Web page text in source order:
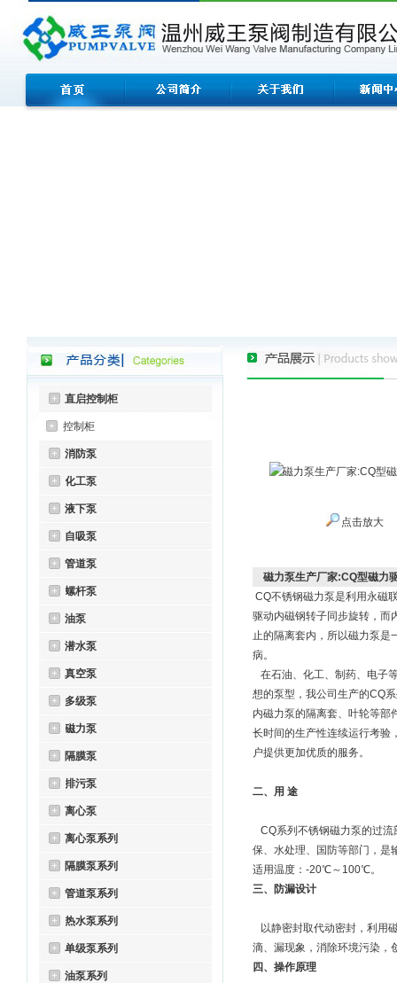
直启控制柜
控制柜
消防泵
化工泵
液下泵
自吸泵
管道泵
螺杆泵
油泵
潜水泵
真空泵
多级泵
磁力泵
隔膜泵
排污泵
离心泵
离心泵系列
隔膜泵系列
管道泵系列
热水泵系列
单级泵系列
油泵系列
点击放大
磁力泵生产厂家:CQ型磁力
CQ不锈钢磁力泵是利用永磁
驱动内磁钢转子同步旋转，而
止的隔离套内，所以磁力泵是
病。
在石油、化工、制药、电子
想的泵型，我公司生产的CQ
内磁力泵的隔离套、叶轮等部
长时间的生产性连续运行考验
户提供更加优质的服务。
二、用 途
CQ系列不锈钢磁力泵的过
保、水处理、国防等部门，是
适用温度：-20℃～100℃。
三、防漏设计
以静密封取代动密封，利用
滴、漏现象，消除环境污染，
四、操作原理